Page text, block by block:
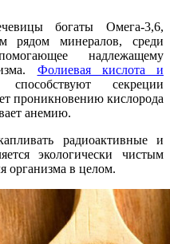
богаты Омега-3,6,
рядом минералов, среди
надлежащему
Фолиевая кислота и
способствуют секреции
проникновению кислорода
анемию.
радиоактивные и
экологически чистым
организма в целом.